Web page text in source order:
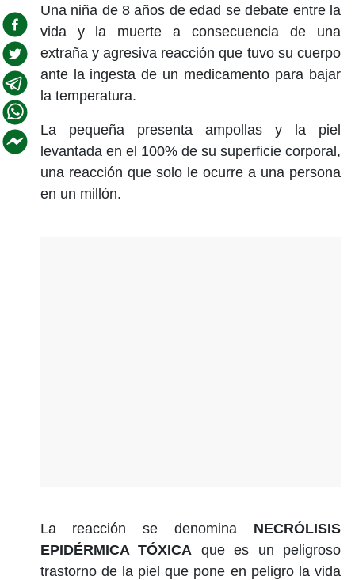
Una niña de 8 años de edad se debate entre la
vida y la muerte a consecuencia de una
extraña y agresiva reacción que tuvo su cuerpo
ante la ingesta de un medicamento para bajar
la temperatura.
La pequeña presenta ampollas y la piel
levantada en el 100% de su superficie corporal,
una reacción que solo le ocurre a una persona
en un millón.
La reacción se denomina NECRÓLISIS
EPIDÉRMICA TÓXICA que es un peligroso
trastorno de la piel que pone en peligro la vida